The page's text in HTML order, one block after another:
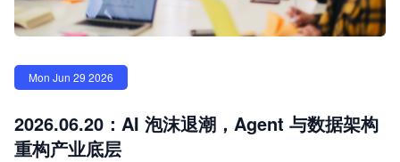
Mon Jun 29 2026
2026.06.20：AI 泡沫退潮，Agent 与数据架构
重构产业底层